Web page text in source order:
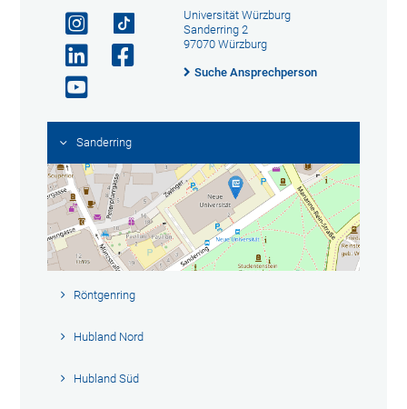
Universität Würzburg
Sanderring 2
97070 Würzburg
Suche Ansprechperson
Sanderring
Röntgenring
Hubland Nord
Hubland Süd